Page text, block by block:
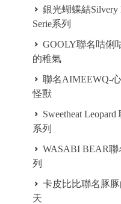
銀光蝴蝶結Silvery
Serie系列
GOOLY聯名咕俐
的稚氣
聯名AIMEEWQ-
怪獸
Sweetheat Leopard
系列
WASABI BEAR聯
列
卡皮比比聯名豚
天